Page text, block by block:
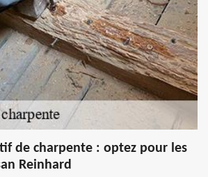
de charpente : optez pour les
Reinhard